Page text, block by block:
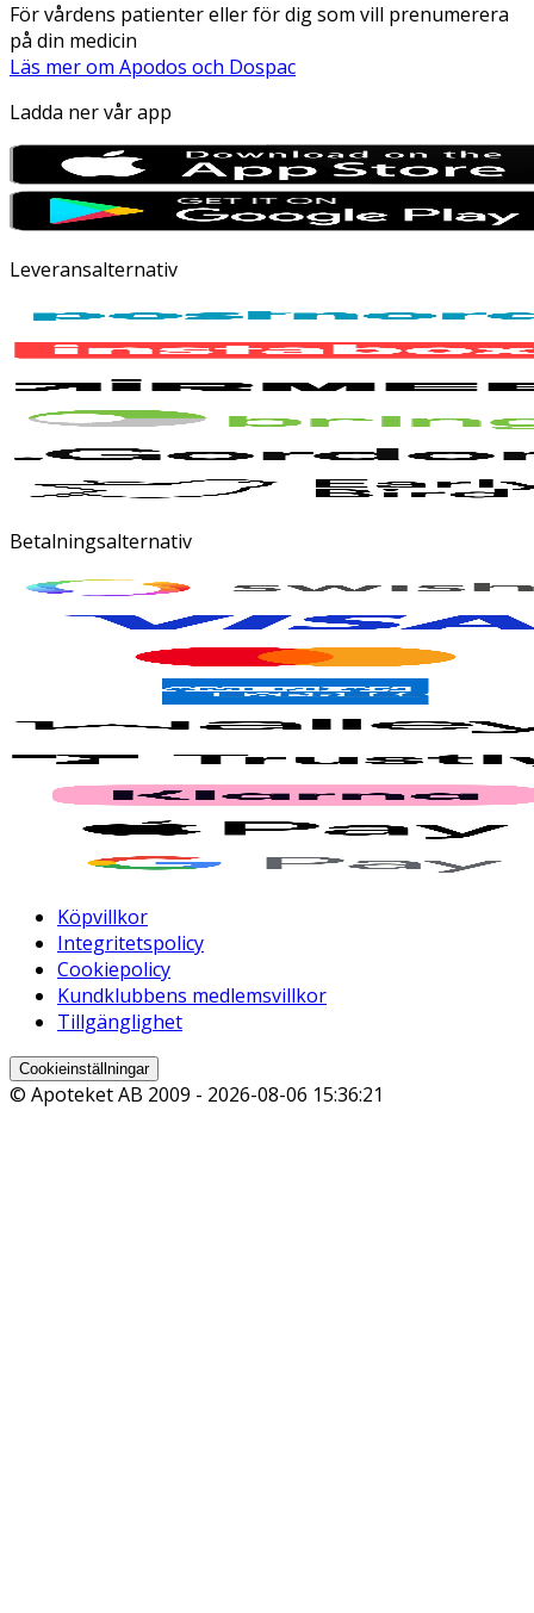
För vårdens patienter eller för dig som vill prenumerera
på din medicin
Läs mer om Apodos och Dospac
Ladda ner vår app
Leveransalternativ
Betalningsalternativ
Köpvillkor
Integritetspolicy
Cookiepolicy
Kundklubbens medlemsvillkor
Tillgänglighet
Cookieinställningar
© Apoteket AB 2009 - 2026-08-06 15:36:21